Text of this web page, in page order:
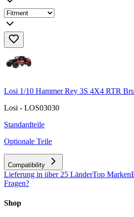
Losi 1/10 Hammer Rey 3S 4X4 RTR
Losi - LOS03030
Standardteile
Optionale Teile
Compatibility
Lieferung in über 25 LänderTop Marken
Fragen?
Shop